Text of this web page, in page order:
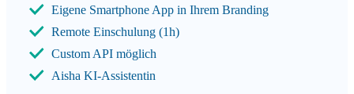
Eigene Smartphone App in Ihrem Branding
Remote Einschulung (1h)
Custom API möglich
Aisha KI-Assistentin